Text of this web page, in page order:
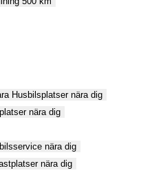
Husbilsplatser nära dig
nära dig
nära dig
nära dig